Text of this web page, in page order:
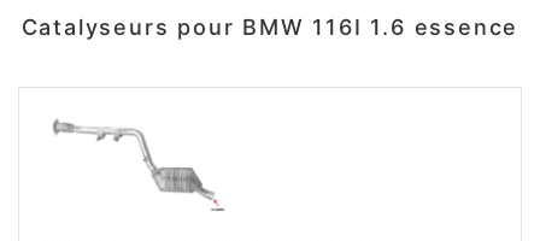
Catalyseurs pour BMW 116I 1.6 essence